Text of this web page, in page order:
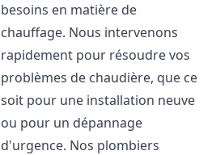
besoins en matière de
chauffage. Nous intervenons
rapidement pour résoudre vos
problèmes de chaudière, que ce
soit pour une installation neuve
ou pour un dépannage
d'urgence. Nos plombiers